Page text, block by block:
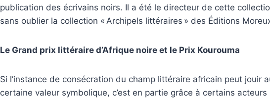
publication des écrivains noirs. Il a été le directeur de cette
sans oublier la collection « Archipels littéraires » des Éditions
Le Grand prix littéraire d’Afrique noire et le Prix Kourouma
Si l’instance de consécration du champ littéraire africain peut jouir
certaine valeur symbolique, c’est en partie grâce à certains acteurs